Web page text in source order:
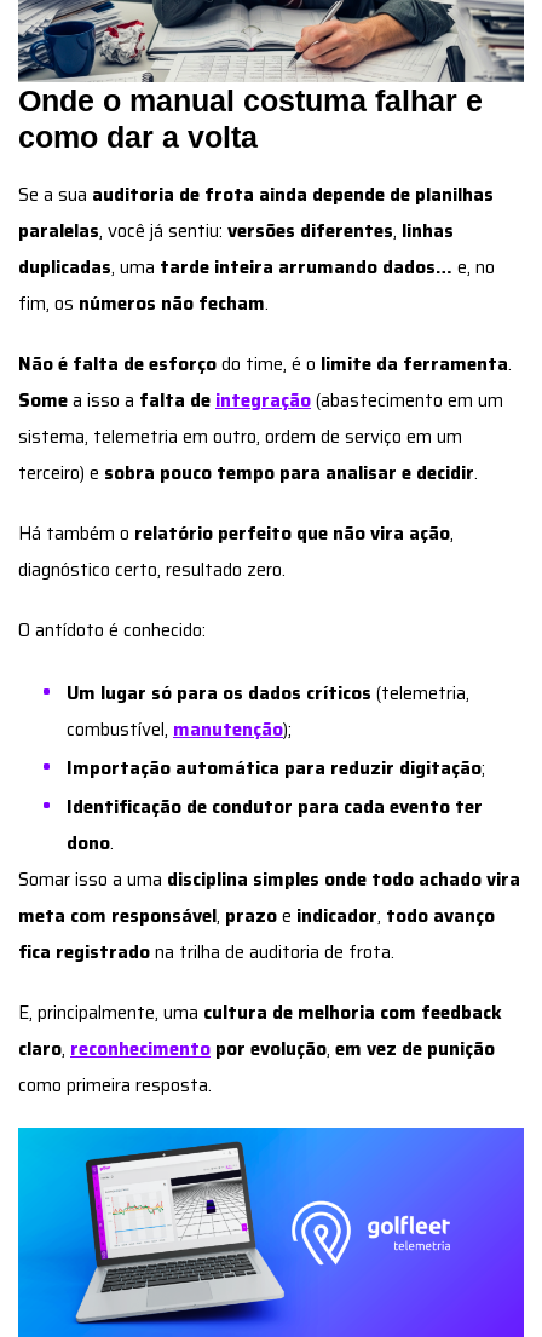
Onde o manual costuma falhar e
como dar a volta
Se a sua auditoria de frota ainda depende de planilhas
paralelas, você já sentiu: versões diferentes, linhas
duplicadas, uma tarde inteira arrumando dados… e, no
fim, os números não fecham.
Não é falta de esforçodo time, é o limite da ferramenta.
Somea isso a falta de integração(abastecimento em um
sistema, telemetria em outro, ordem de serviço em um
terceiro) e sobra pouco tempo para analisar e decidir.
Há também o relatório perfeito que não vira ação,
diagnóstico certo, resultado zero.
O antídoto é conhecido:
Um lugar só para os dados críticos (telemetria,
combustível, manutenção);
Importação automática para reduzir digitação;
Identificação de condutor para cada evento ter
dono.
Somar isso a uma disciplina simples onde todo achado vira
meta com responsável, prazoe indicador, todo avanço
fica registradona trilha de auditoria de frota.
E, principalmente, uma cultura de melhoria com feedback
claro, reconhecimento por evolução, em vez de punição
como primeira resposta.